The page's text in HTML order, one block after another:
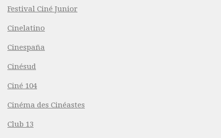
Festival Ciné Junior
Cinelatino
Cinespaña
Cinésud
Ciné 104
Cinéma des Cinéastes
Club 13